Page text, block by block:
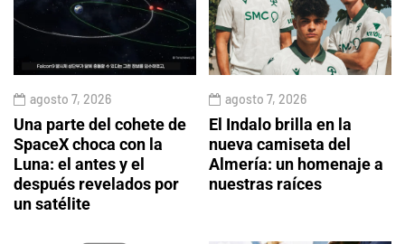
agosto 7, 2026
Una parte del cohete de
SpaceX choca con la
Luna: el antes y el
después revelados por
un satélite
agosto 7, 2026
El Indalo brilla en la
nueva camiseta del
Almería: un homenaje a
nuestras raíces